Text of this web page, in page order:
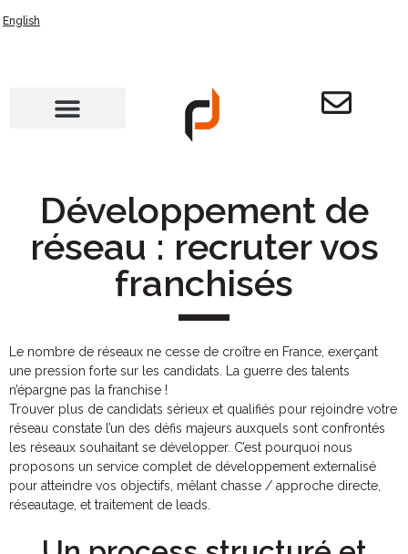
English
Développement de
réseau : recruter vos
franchisés
Le nombre de réseaux ne cesse de croître en France, exerçant
une pression forte sur les candidats. La guerre des talents
n’épargne pas la franchise !
Trouver plus de candidats sérieux et qualifiés pour rejoindre votre
réseau constate l’un des défis majeurs auxquels sont confrontés
les réseaux souhaitant se développer. C’est pourquoi nous
proposons un service complet de développement externalisé
pour atteindre vos objectifs, mêlant chasse / approche directe,
réseautage, et traitement de leads.